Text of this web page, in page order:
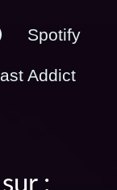
Spotify
Addict
: